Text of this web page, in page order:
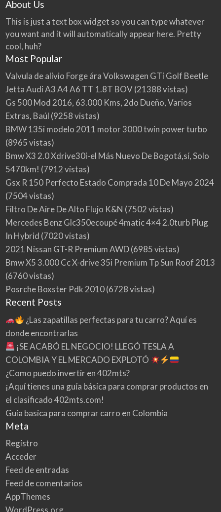
About Us
This is just a text box widget so you can type whatever
you want and it will automatically appear here. Pretty
cool, huh?
Most Popular
Valvula de alivio Forge ára Volkswagen GTi Golf Beetle
Jetta Audi A3 A4 A6 TT 1.8T BOV(21388 vistas)
Gs 500 Mod 2016, 63.000 Kms, 2do Dueño, Varios
Extras, Baúl (9258 vistas)
BMW 135i modelo 2011 motor 3000 twin power turbo
(8965 vistas)
Bmw X3 2.0 Xdrive30i-el Más Nuevo De Bogotá,sí, Solo
5470km! (7912 vistas)
Gsx R 150 Perfecto Estado Comprada 10 De Mayo 2024
(7504 vistas)
Filtro De Aire De Alto Flujo K&N (7502 vistas)
Mercedes Benz Glc350ecoupé 4matic 4×4 2.0turb Plug
In Hybrid (7020 vistas)
2021 Nissan GT-R Premium AWD(6985 vistas)
Bmw X5 3.000 Cc X-drive 35i Premium Tp Sun Roof 2013
(6760 vistas)
Posrche Boxster Pdk 2010(6728 vistas)
Recent Posts
¿Las zapatillas perfectas para tu carro? Aquí es
donde encontrarlas
¡SE ACABÓ EL NEGOCIO! LLEGÓ TESLA A
COLOMBIA Y EL MERCADO EXPLOTÓ
¿Como puedo invertir en 402mts?
¡Aquí tienes una guía básica para comprar productos en
el clasificado 402mts.com!
Guia basica para comprar carro en Colombia
Meta
Registro
Acceder
Feed de entradas
Feed de comentarios
AppThemes